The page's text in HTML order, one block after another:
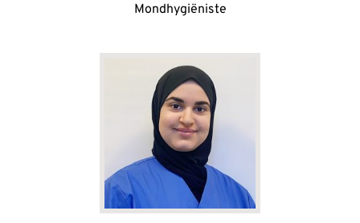
Mondhygiëniste